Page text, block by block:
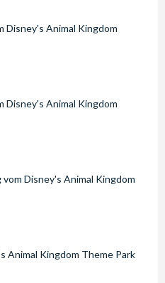
Disney's Animal Kingdom
Disney's Animal Kingdom
vom Disney's Animal Kingdom
Animal Kingdom Theme Park